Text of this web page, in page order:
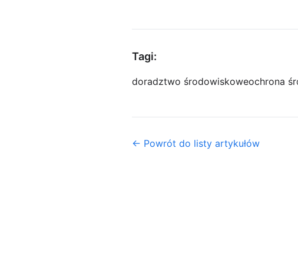
Tagi:
doradztwo środowiskoweochrona
← Powrót do listy artykułów